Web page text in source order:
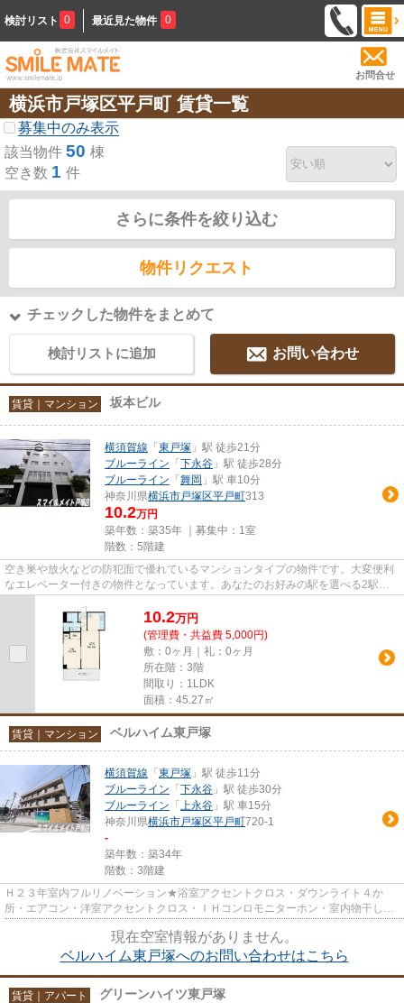
検討リスト 0 最近見た物件 0
お問合せ
横浜市戸塚区平戸町 賃貸一覧
募集中のみ表示
該当物件 50 棟
空き数 1 件
さらに条件を絞り込む
物件リクエスト
チェックした物件をまとめて
検討リストに追加 お問い合わせ
賃貸｜マンション 坂本ビル
横須賀線 「 東戸塚 」駅 徒歩21分
ブルーライン 「 下永谷 」駅 徒歩28分
ブルーライン 「 舞岡 」駅 車10分
神奈川県横浜市戸塚区平戸町313
10.2万円
築年数：築35年 ｜募集中： 1室
階数：5階建
空き巣や放火などの防犯面で優れているマンションタイプの物件です。大変便利
なエレベーター付きの物件となっています。あなたのお好みの駅を選べる2駅利
10.2万円
(管理費・共益費 5,000円)
敷：0ヶ月｜礼：0ヶ月
所在階：3階
間取り：1LDK
面積：45.27㎡
賃貸｜マンション ベルハイム東戸塚
横須賀線 「 東戸塚 」駅 徒歩11分
ブルーライン 「 下永谷 」駅 徒歩30分
ブルーライン 「 上永谷 」駅 車15分
神奈川県横浜市戸塚区平戸町720-1
-
築年数：築34年
階数：3階建
Ｈ２３年室内フルリノベーション★浴室アクセントクロス・ダウンライト４か
所・エアコン・洋室アクセントクロス・ＩＨコンロモニターホン・室内物干し・
現在空室情報がありません。
ベルハイム東戸塚へのお問い合わせはこちら
賃貸｜アパート グリーンハイツ東戸塚